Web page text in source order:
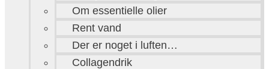
Om essentielle olier
Rent vand
Der er noget i luften…
Collagendrik